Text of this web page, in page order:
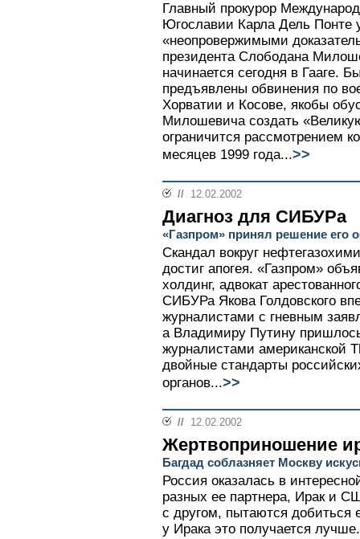
Главный прокурор
Югославии Карла Дель Понте
«неопровержимыми
президента Слободана
начинается сегодня в Гааге.
предъявлены обвинения по
Хорватии и Косове, якобы
Милошевича создать
ограничится рассмотрением
месяцев 1999 года...>>
// 12.02.2002
Диагноз для СИБУРа
«Газпром» принял решение его
Скандал вокруг
достиг апогея. «Газпром»
холдинг, адвокат
СИБУРа Якова Голдовского
журналистами с гневным
а Владимиру Путину
журналистами американской
двойные стандарты
органов...>>
// 12.02.2002
Жертвоприношение
Багдад соблазняет Москву
Россия оказалась в
разных ее партнера, Ирак и
с другом, пытаются добиться
у Ирака это получается